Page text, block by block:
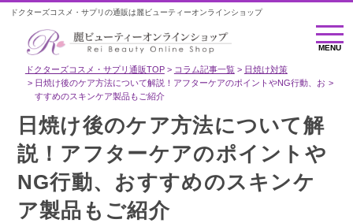
ドクターズコスメ・サプリの通販は麗ビューティーオンラインショップ
MENU
MENU
ドクターズコスメ・サプリ通販TOP コラム記事一覧
日焼け対策
日焼け後のケア方法について解説！アフターケアのポイントやNG行動、お
すすめのスキンケア製品もご紹介
日焼け後のケア方法について解
説！アフターケアのポイントや
NG行動、おすすめのスキンケ
ア製品もご紹介